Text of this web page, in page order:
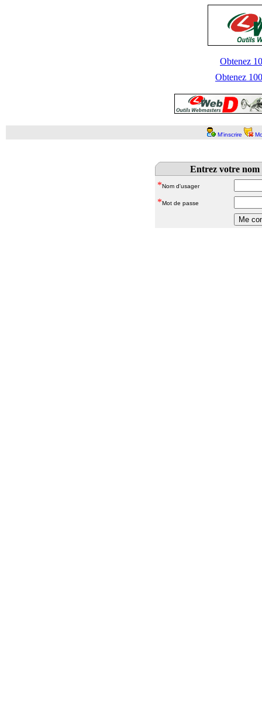
Obtenez
Obtenez
M'inscrire
Entrez votre nom
*Nom d'usager
*Mot de passe